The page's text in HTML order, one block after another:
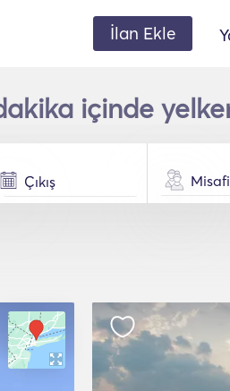
İlan Ekle
içinde